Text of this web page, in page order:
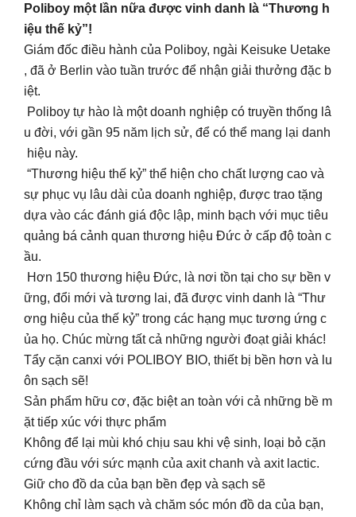
Poliboy một lần nữa được vinh danh là “Thương h
iệu thế kỷ”!
Giám đốc điều hành của Poliboy, ngài Keisuke Uetake
, đã ở Berlin vào tuần trước để nhận giải thưởng đặc b
iệt.
Poliboy tự hào là một doanh nghiệp có truyền thống lâ
u đời, với gần 95 năm lịch sử, để có thể mang lại danh
hiệu này.
“Thương hiệu thế kỷ” thể hiện cho chất lượng cao và
sự phục vụ lâu dài của doanh nghiệp, được trao tặng
dựa vào các đánh giá độc lập, minh bạch với mục tiêu
quảng bá cảnh quan thương hiệu Đức ở cấp độ toàn c
ầu.
Hơn 150 thương hiệu Đức, là nơi tồn tại cho sự bền v
ững, đổi mới và tương lai, đã được vinh danh là “Thư
ơng hiệu của thế kỷ” trong các hạng mục tương ứng c
ủa họ. Chúc mừng tất cả những người đoạt giải khác!
Tẩy cặn canxi với POLIBOY BIO, thiết bị bền hơn và lu
ôn sạch sẽ!
Sản phẩm hữu cơ, đặc biệt an toàn với cả những bề m
ặt tiếp xúc với thực phẩm
Không để lại mùi khó chịu sau khi vệ sinh, loại bỏ cặn
cứng đầu với sức mạnh của axit chanh và axit lactic.
Giữ cho đồ da của bạn bền đẹp và sạch sẽ
Không chỉ làm sạch và chăm sóc món đồ da của bạn,